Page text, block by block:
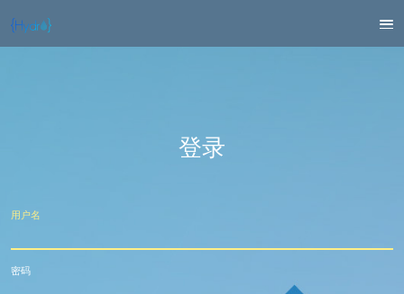
登录
用户名
密码